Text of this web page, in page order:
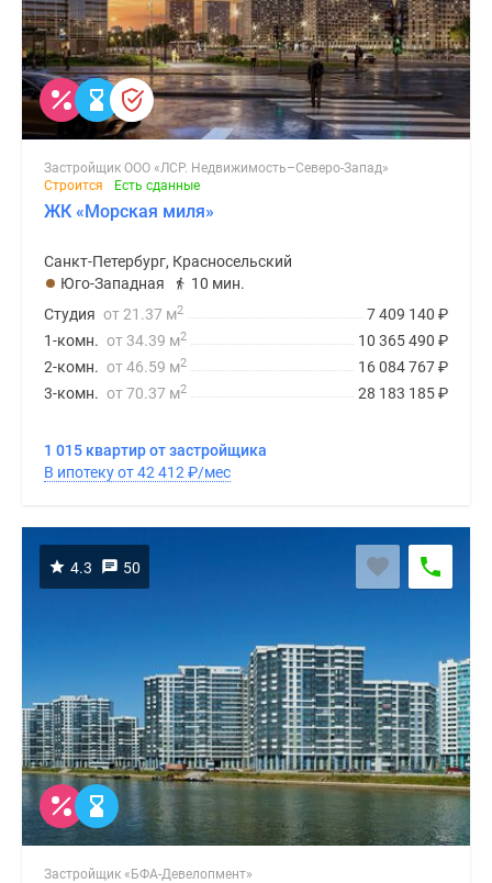
Застройщик ООО «ЛСР. Недвижимость–Северо-Запад»
Строится
Есть сданные
ЖК «Морская миля»
Санкт-Петербург, Красносельский
Юго-Западная
10 мин.
7 409 140 ₽
Студия от 21.37 м2
10 365 490 ₽
1-комн. от 34.39 м2
16 084 767₽
2-комн. от 46.59 м2
28 183 185₽
3-комн. от 70.37 м2
1 015 квартир от застройщика
В ипотеку от 42 412 ₽/мес
4.3 50
Застройщик «БФА-Девелопмент»